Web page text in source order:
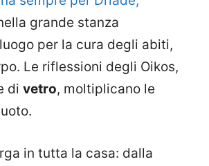
grande stanza
per la cura degli abiti,
Le riflessioni degli Oikos,
di vetro, moltiplicano le
in tutta la casa: dalla